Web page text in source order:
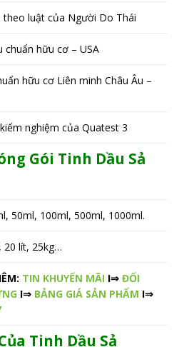
theo luật của Người Do Thái
chuẩn hữu cơ – USA
hữu cơ Liên minh Châu Âu –
nghiệm của Quatest 3
Gói Tinh Dầu Sả
50ml, 100ml, 500ml, 1000ml.
20 lít, 25kg…
TIN KHUYẾN MÃI I⇒ ĐỐI
I⇒ BẢNG GIÁ SẢN PHẨM I⇒
Tinh Dầu Sả